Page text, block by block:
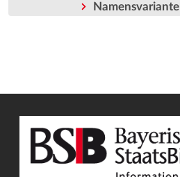
Namensvariante